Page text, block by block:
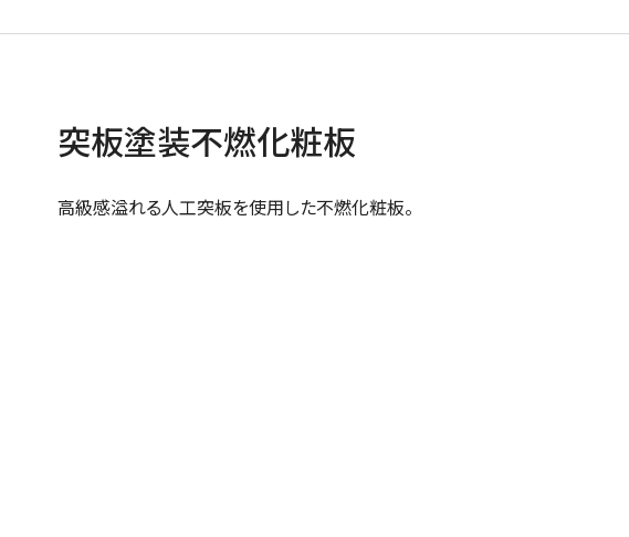
突板塗装不燃化粧板
高級感溢れる人工突板を使用した不燃化粧板。